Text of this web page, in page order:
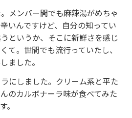
メンバー間でも麻辣湯がめちゃ
いんですけど、自分の知ってい
というか、そこに新鮮さを感じ
て。世間でも流行っていたし、
ました。
にしました。クリーム系と平た
のカルボナーラ味が食べてみた
。